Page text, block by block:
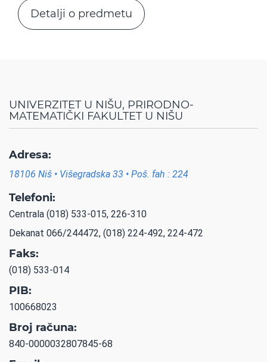
Detalji o predmetu
UNIVERZITET U NIŠU, PRIRODNO-
MATEMATIČKI FAKULTET U NIŠU
Adresa:
18106 Niš • Višegradska 33 • Poš. fah : 224
Telefoni:
Centrala (018) 533-015, 226-310
Dekanat 066/244472, (018) 224-492, 224-472
Faks:
(018) 533-014
PIB:
100668023
Broj računa:
840-0000032807845-68